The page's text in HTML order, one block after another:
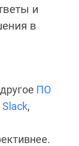
и
в
ПО
,